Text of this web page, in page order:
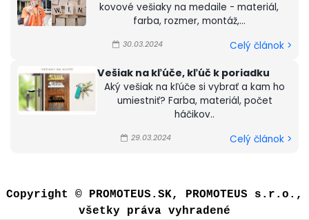
30.03.2024
kovové vešiaky na medaile - materiál,
farba, rozmer, montáž,...
Celý článok >
Vešiak na kľúče, kľúč k poriadku
29.03.2024
Aký vešiak na kľúče si vybrať a kam ho
umiestniť? Farba, materiál, počet
háčikov..
Celý článok >
Copyright © PROMOTEUS.SK, PROMOTEUS s.r.o.,
všetky práva vyhradené